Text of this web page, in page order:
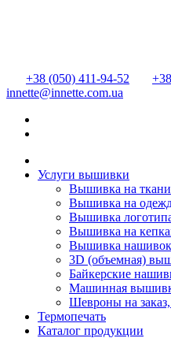
+38 (050) 411-94-52
innette@innette.com.ua
Услуги вышивки
Вышивка на ткани
Вышивка на
Вышивка
Вышивка на
Вышивка
3D (объемная)
Байкерские
Машинная
Шевроны на
Термопечать
Каталог продукции